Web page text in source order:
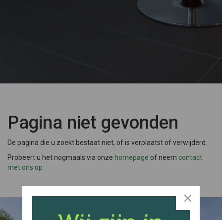
Pagina niet gevonden
De pagina die u zoekt bestaat niet, of is verplaatst of verwijderd.
Probeert u het nogmaals via onze homepage of neem contact
met ons op